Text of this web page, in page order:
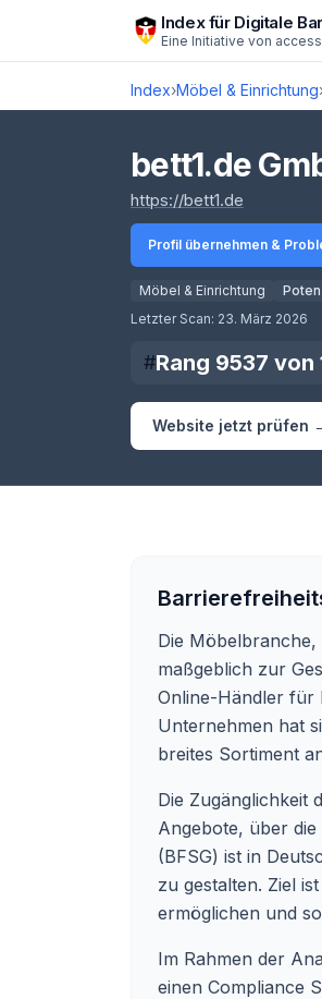
Zum Hauptinhalt springen
Index für Digitale
Eine Initiative von
Index›Möbel & Einrichtung
Score lädt
bett1.de
https://bett1.de
Profil übernehmen &
Möbel & Einrichtung
Letzter Scan: 23. März 2026
#Rang 9537 von
Website jetzt prüfen
Die
maßgeblich zur
Online-Händler für
Unternehmen hat
breites Sortiment
Die Zugänglichkeit
Angebote, über
(BFSG) ist in
zu gestalten. Ziel
ermöglichen und
Im Rahmen der
einen Compliance